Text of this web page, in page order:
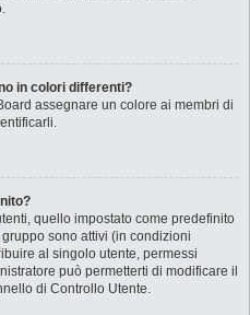
in colori differenti?
assegnare un colore ai membri di
quello impostato come predefinito
sono attivi (in condizioni
al singolo utente, permessi
può permetterti di modificare il
di Controllo Utente.